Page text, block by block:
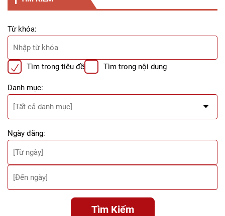
Từ khóa:
Tìm trong tiêu đề Tìm trong nội dung
Danh mục:
Ngày đăng:
Tìm Kiếm